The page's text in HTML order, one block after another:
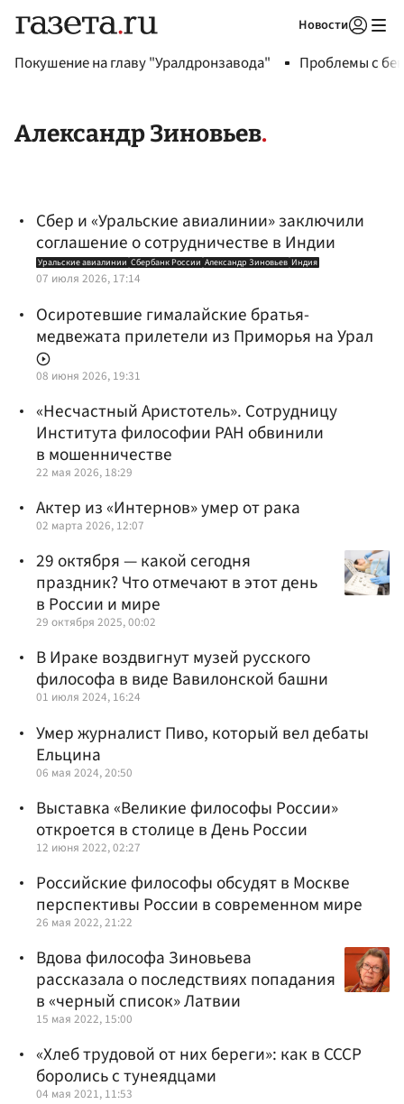
Новости
Покушение на главу "Уралдронзавода" Проблемы с
Александр Зиновьев
Сбер и «Уральские авиалинии» заключили
соглашение о сотрудничестве в Индии
Уральские авиалинии Сбербанк России Александр Зиновьев Индия
07 июля 2026, 17:14
Осиротевшие гималайские братья-
медвежата прилетели из Приморья на Урал
08 июня 2026, 19:31
«Несчастный Аристотель». Сотрудницу
Института философии РАН обвинили
в мошенничестве
22 мая 2026, 18:29
Актер из «Интернов» умер от рака
02 марта 2026, 12:07
29 октября — какой сегодня
праздник? Что отмечают в этот день
в России и мире
29 октября 2025, 00:02
В Ираке воздвигнут музей русского
философа в виде Вавилонской башни
01 июля 2024, 16:24
Умер журналист Пиво, который вел дебаты
Ельцина
06 мая 2024, 20:50
Выставка «Великие философы России»
откроется в столице в День России
12 июня 2022, 02:27
Российские философы обсудят в Москве
перспективы России в современном мире
26 мая 2022, 21:22
Вдова философа Зиновьева
рассказала о последствиях попадания
в «черный список» Латвии
15 мая 2022, 15:00
«Хлеб трудовой от них береги»: как в СССР
боролись с тунеядцами
04 мая 2021, 11:53